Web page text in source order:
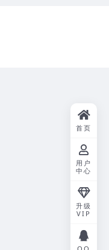
首页
用户
中心
升级
VIP